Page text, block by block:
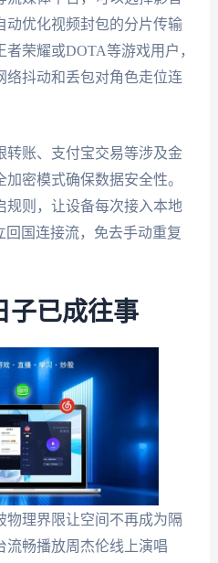
动优化视频封包的分片传输
荣耀或DOTA等游戏用户，
络抖动和丢包对角色走位连
转账、支付宝交易等涉及金
密模式确保数据安全性。
规则，让设备每次接入本地
国连接流，免去手动重复
子已成往事
物理界限让空间不再成为隔
流畅播放周杰伦线上演唱